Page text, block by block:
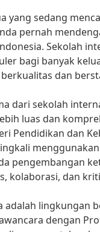
yang sedang
pernah
Sekolah
bagi banyak
dan
dari sekolah
luas dan
Pendidikan dan
pengembangan
kolaborasi, dan
adalah lingkungan
dengan